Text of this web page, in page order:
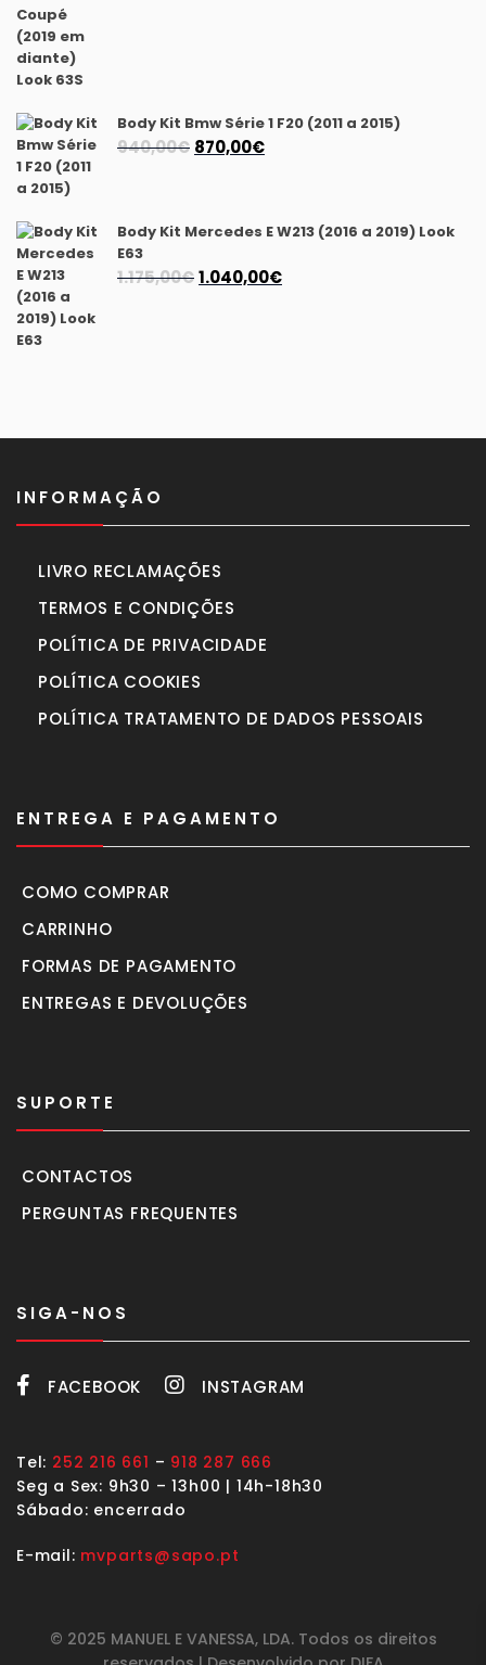
Body Kit Bmw Série 1 F20 (2011 a 2015)
940,00€ O
era:
870,00€O
é:
Body Kit Mercedes E W213 (2016 a 2019) Look
E63
1.175,00€O
1.040,00€O
INFORMAÇÃO
LIVRO RECLAMAÇÕES
TERMOS E CONDIÇÕES
POLÍTICA DE PRIVACIDADE
POLÍTICA COOKIES
POLÍTICA TRATAMENTO DE DADOS PESSOAIS
ENTREGA E PAGAMENTO
COMO COMPRAR
CARRINHO
FORMAS DE PAGAMENTO
ENTREGAS E DEVOLUÇÕES
SUPORTE
CONTACTOS
PERGUNTAS FREQUENTES
SIGA-NOS
FACEBOOK INSTAGRAM
Tel: 252 216 661 – 918 287 666
Seg a Sex: 9h30 – 13h00 | 14h-18h30
Sábado: encerrado
E-mail: mvparts@sapo.pt
© 2025 MANUEL E VANESSA, LDA. Todos os direitos